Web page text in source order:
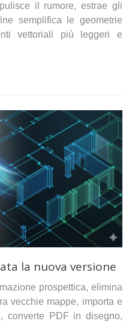
il rumore, estrae gli
semplifica le geometrie
vettoriali più leggeri e
la nuova versione
prospettica, elimina
vecchie mappe, importa e
converte PDF in disegno,